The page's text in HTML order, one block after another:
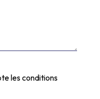
les conditions